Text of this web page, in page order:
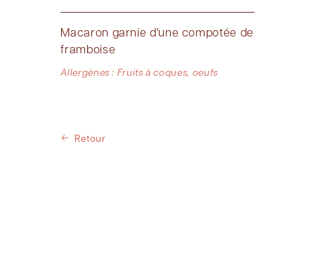
Macaron garnie d'une compotée de
framboise
Allergènes : Fruits à coques, oeufs
Retour